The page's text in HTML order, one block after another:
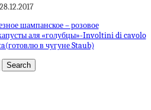
28.12.2017
шампанское – розовое
аля «голубцы»-Involtini di cavolo
в чугуне Staub)